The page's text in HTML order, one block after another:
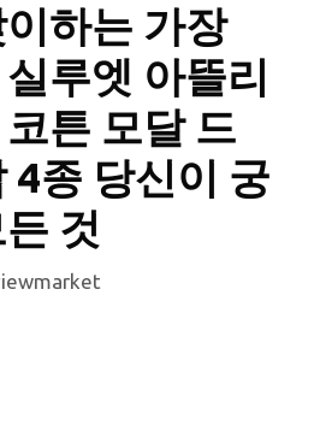
하는 가장
루엣 아뜰리
튼 모달 드
4종 당신이 궁
것